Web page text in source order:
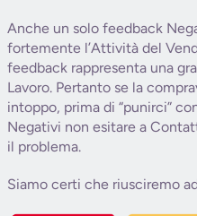
Anche un solo feedback
fortemente l’Attività del
feedback rappresenta una
Lavoro. Pertanto se la
intoppo, prima di “punirci”
Negativi non esitare a
il problema.
Siamo certi che riusciremo